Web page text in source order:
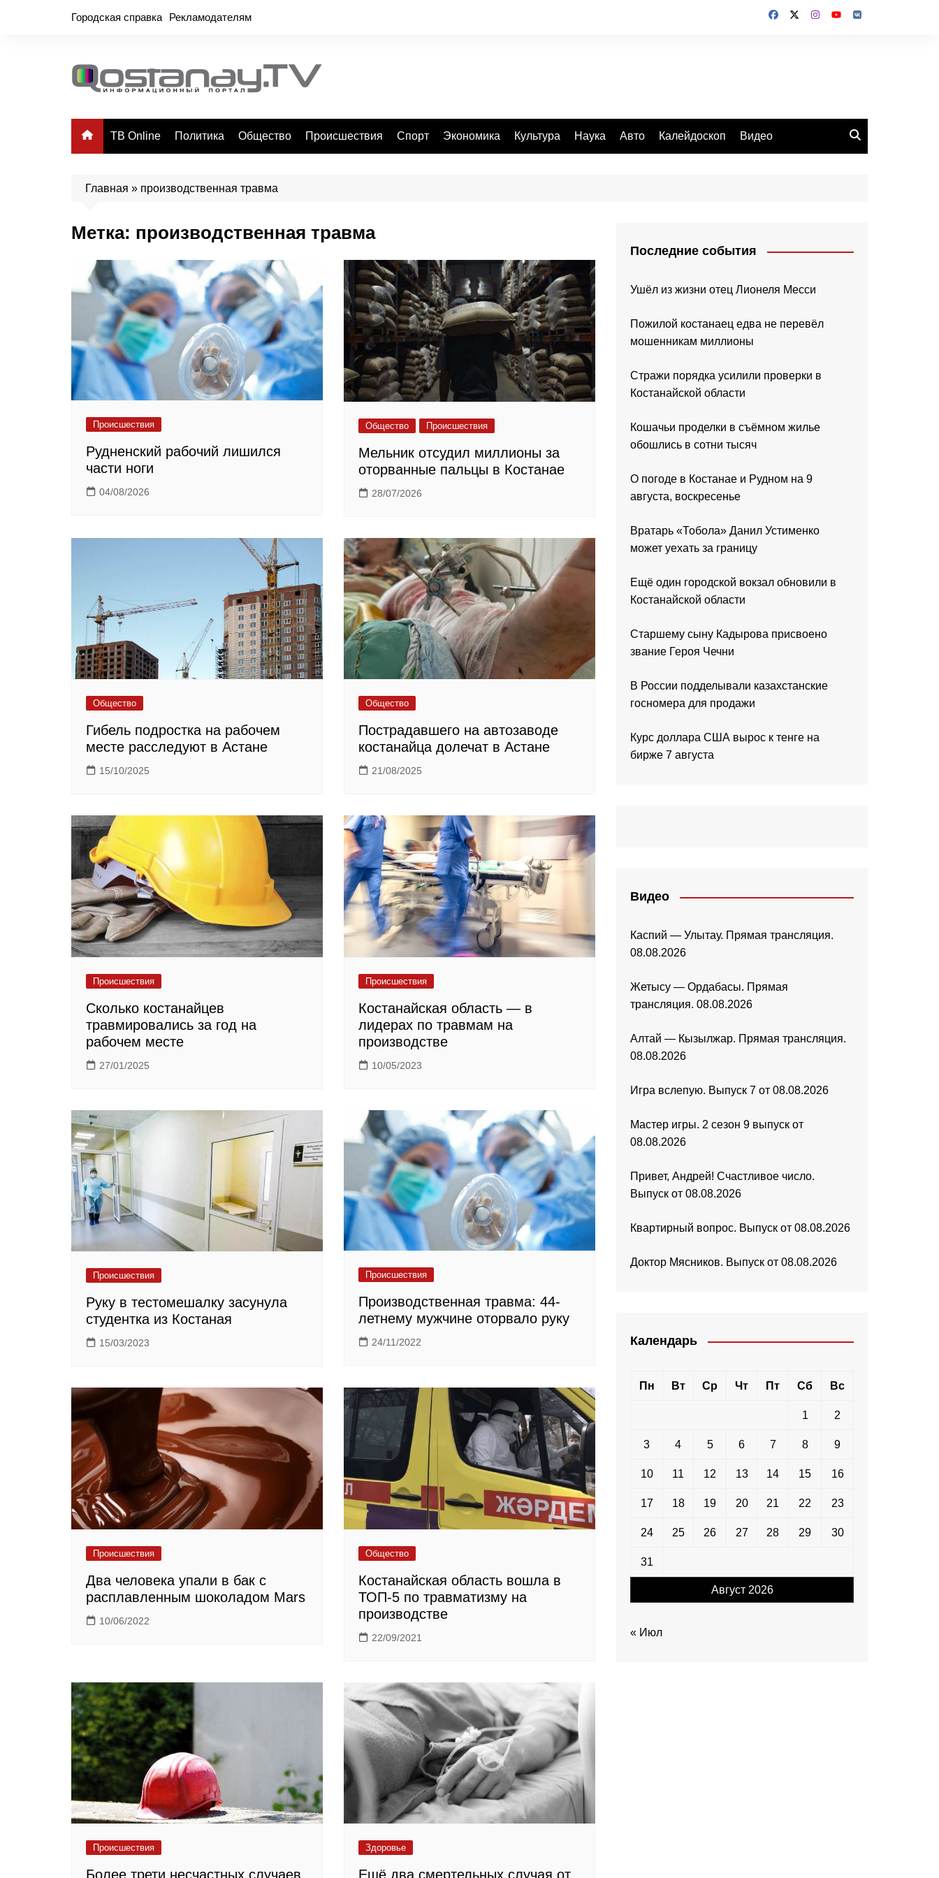
Городская справка Рекламодателям
ТВ Online Политика Общество Происшествия Спорт Экономика Культура Наука Авто Калейдоскоп Видео
Главная » производственная травма
Метка: производственная травма
Происшествия
Рудненский рабочий лишился
части ноги
04/08/2026
Общество Происшествия
Мельник отсудил миллионы за
оторванные пальцы в Костанае
28/07/2026
Общество
Гибель подростка на рабочем
месте расследуют в Астане
15/10/2025
Общество
Пострадавшего на автозаводе
костанайца долечат в Астане
21/08/2025
Происшествия
Сколько костанайцев
травмировались за год на
рабочем месте
27/01/2025
Происшествия
Костанайская область — в
лидерах по травмам на
производстве
10/05/2023
Происшествия
Руку в тестомешалку засунула
студентка из Костаная
15/03/2023
Происшествия
Производственная травма: 44-
летнему мужчине оторвало руку
24/11/2022
Происшествия
Два человека упали в бак с
расплавленным шоколадом Mars
10/06/2022
Общество
Костанайская область вошла в
ТОП-5 по травматизму на
производстве
22/09/2021
Происшествия
Более трети несчастных случаев
Здоровье
Ещё два смертельных случая от
Последние события
Ушёл из жизни отец Лионеля Месси
Пожилой костанаец едва не перевёл
мошенникам миллионы
Стражи порядка усилили проверки в
Костанайской области
Кошачьи проделки в съёмном жилье
обошлись в сотни тысяч
О погоде в Костанае и Рудном на 9
августа, воскресенье
Вратарь «Тобола» Данил Устименко
может уехать за границу
Ещё один городской вокзал обновили в
Костанайской области
Старшему сыну Кадырова присвоено
звание Героя Чечни
В России подделывали казахстанские
госномера для продажи
Курс доллара США вырос к тенге на
бирже 7 августа
Видео
Каспий — Улытау. Прямая трансляция.
08.08.2026
Жетысу — Ордабасы. Прямая
трансляция. 08.08.2026
Алтай — Кызылжар. Прямая трансляция.
08.08.2026
Игра вслепую. Выпуск 7 от 08.08.2026
Мастер игры. 2 сезон 9 выпуск от
08.08.2026
Привет, Андрей! Счастливое число.
Выпуск от 08.08.2026
Квартирный вопрос. Выпуск от 08.08.2026
Доктор Мясников. Выпуск от 08.08.2026
Календарь
Август 2026
Пн Вт Ср Чт Пт Сб Вс
1 2
3 4 5 6 7 8 9
10 11 12 13 14 15 16
17 18 19 20 21 22 23
24 25 26 27 28 29 30
31
« Июл